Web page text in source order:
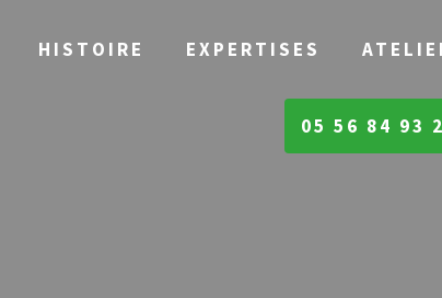
HISTOIRE EXPERTISES
05 56 84 93